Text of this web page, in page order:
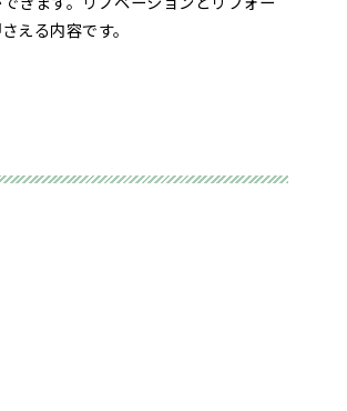
える内容です。